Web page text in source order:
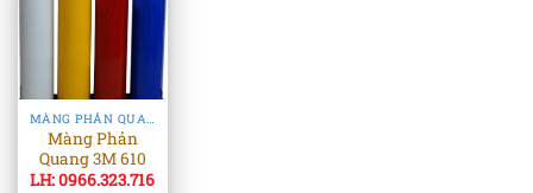
MÀNG PHẢN QUANG 3M
Màng Phản
Quang 3M 610
LH: 0966.323.716